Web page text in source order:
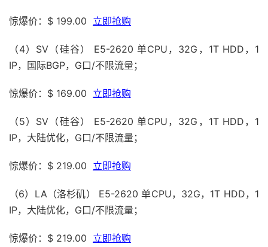
惊爆价：$ 199.00 立即抢购
（4）SV（硅谷） E5-2620 单CPU，32G，1T HDD，1
IP，国际BGP，G口/不限流量；
惊爆价：$ 169.00 立即抢购
（5）SV（硅谷） E5-2620 单CPU，32G，1T HDD，1
IP，大陆优化，G口/不限流量；
惊爆价：$ 219.00 立即抢购
（6）LA（洛杉矶） E5-2620 单CPU，32G，1T HDD，1
IP，大陆优化，G口/不限流量；
惊爆价：$ 219.00 立即抢购